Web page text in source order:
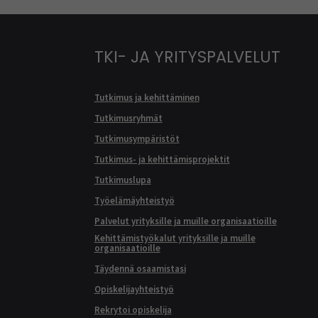
TKI- JA YRITYSPALVELUT
Tutkimus ja kehittäminen
Tutkimusryhmät
Tutkimusympäristöt
Tutkimus- ja kehittämisprojektit
Tutkimuslupa
Työelämäyhteistyö
Palvelut yrityksille ja muille organisaatioille
Kehittämistyökalut yrityksille ja muille
organisaatioille
Täydennä osaamistasi
Opiskelijayhteistyö
Rekrytoi opiskelija